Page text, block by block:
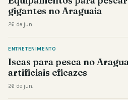
gigantes no Araguaia
26 de jun.
ENTRETENIMENTO
Iscas para pesca no
artificiais eficazes
26 de jun.